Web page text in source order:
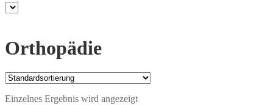
Orthopädie
Einzelnes Ergebnis wird angezeigt